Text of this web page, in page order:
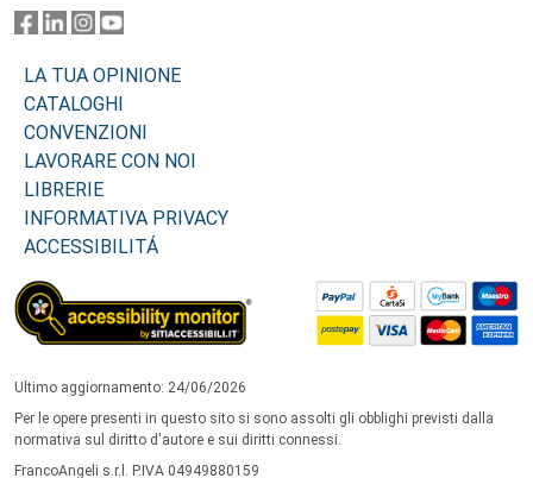
LA TUA OPINIONE
CATALOGHI
CONVENZIONI
LAVORARE CON NOI
LIBRERIE
INFORMATIVA PRIVACY
ACCESSIBILITÁ
Ultimo aggiornamento: 24/06/2026
Per le opere presenti in questo sito si sono assolti gli obblighi previsti dalla
normativa sul diritto d'autore e sui diritti connessi.
FrancoAngeli s.r.l. P.IVA 04949880159